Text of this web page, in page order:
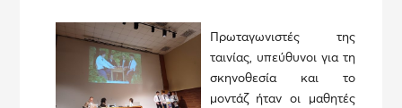
Πρωταγωνιστές της
ταινίας, υπεύθυνοι για τη
σκηνοθεσία και το
μοντάζ ήταν οι μαθητές